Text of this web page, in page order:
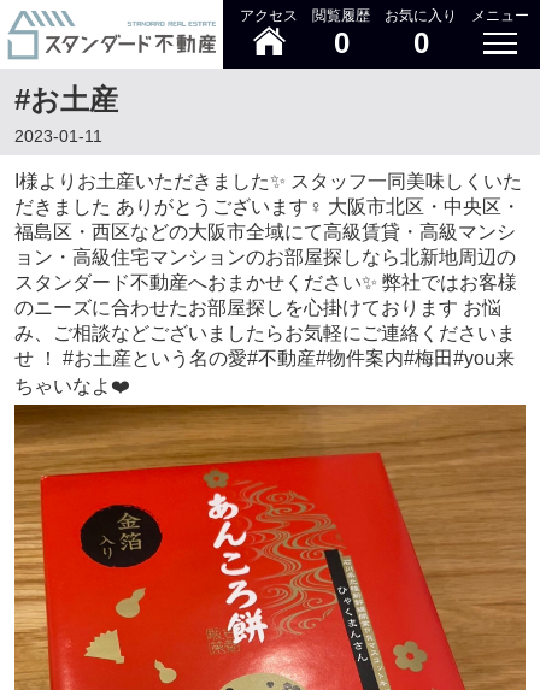
アクセス 閲覧履歴
0
お気に入り
0
メニュー
#お土産
2023-01-11
I様よりお土産いただきました✨ スタッフ一同美味しくいた
だきました ありがとうございます‍♀️ 大阪市北区・中央区・
福島区・西区などの大阪市全域にて高級賃貸・高級マンシ
ョン・高級住宅マンションのお部屋探しなら北新地周辺の
スタンダード不動産へおまかせください✨ 弊社ではお客様
のニーズに合わせたお部屋探しを心掛けております お悩
み、ご相談などございましたらお気軽にご連絡くださいま
せ ！ #お土産という名の愛#不動産#物件案内#梅田#you来
ちゃいなよ❤️